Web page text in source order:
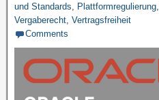
und Standards, Plattformregulierung,
Vergaberecht, Vertragsfreiheit
Comments